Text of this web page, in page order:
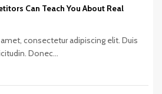
Can Teach You About Real
consectetur adipiscing elit. Duis
Donec...